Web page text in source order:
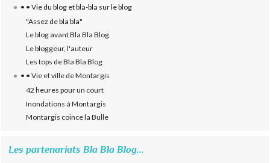
• • Vie du blog et bla-bla sur le blog
"Assez de bla bla"
Le blog avant Bla Bla Blog
Le bloggeur, l'auteur
Les tops de Bla Bla Blog
• • Vie et ville de Montargis
42 heures pour un court
Inondations à Montargis
Montargis coince la Bulle
Les partenariats Bla Bla Blog...